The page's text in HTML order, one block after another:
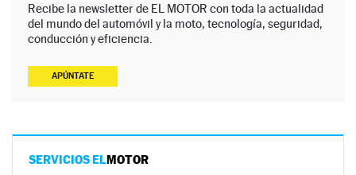
Recibe la newsletter de EL MOTOR con toda la actualidad
del mundo del automóvil y la moto, tecnología, seguridad,
conducción y eficiencia.
APÚNTATE
SERVICIOS ELMOTOR